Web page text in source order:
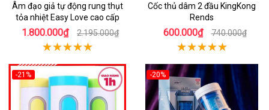
Âm đạo giả tự động rung thụt
tỏa nhiệt Easy Love cao cấp
1.800.000₫ 2.195.000₫
Cốc thủ dâm 2 đầu KingKong
Rends
600.000₫ 740.000₫
-21% -20%